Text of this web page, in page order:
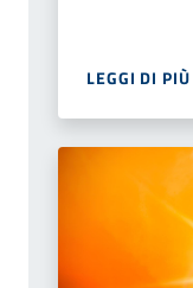
LEGGI DI PIÙ